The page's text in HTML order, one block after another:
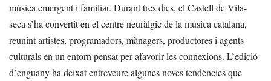
música emergent i familiar. Durant tres dies, el Castell de Vila-
seca s’ha convertit en el centre neuràlgic de la música catalana,
reunint artistes, programadors, mànagers, productores i agents
culturals en un entorn pensat per afavorir les connexions. L’edició
d’enguany ha deixat entreveure algunes noves tendències que